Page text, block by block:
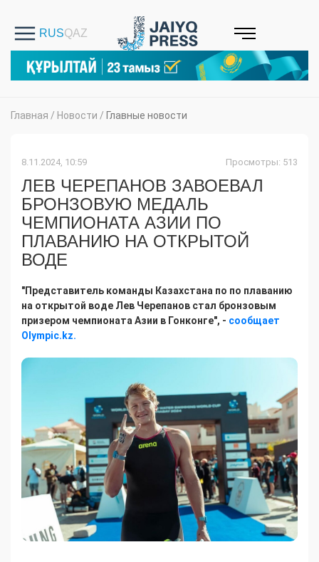
Главная / Новости / Главные новости
8.11.2024, 10:59 Просмотры: 513
ЛЕВ ЧЕРЕПАНОВ ЗАВОЕВАЛ
БРОНЗОВУЮ МЕДАЛЬ
ЧЕМПИОНАТА АЗИИ ПО
ПЛАВАНИЮ НА ОТКРЫТОЙ
ВОДЕ
"Представитель команды Казахстана по по плаванию
на открытой воде Лев Черепанов стал бронзовым
призером чемпионата Азии в Гонконге", - сообщает
Olympic.kz.